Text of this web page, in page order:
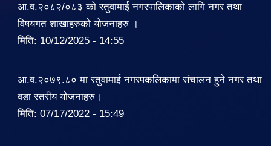
आ.व.२०८२/०८३ को रतुवामाई नगरपालिकाको लागि नगर तथा
विषयगत शाखाहरुको योजनाहरु ।
मिति: 10/12/2025 - 14:55
आ.व.२०७९.८० मा रतुवामाई नगरपकलिकामा संचालन हुने नगर तथा
वडा स्तरीय योजनाहरु।
मिति: 07/17/2022 - 15:49